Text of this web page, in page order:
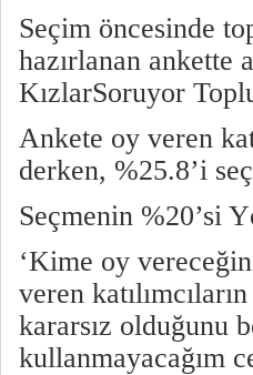
Seçim öncesinde
hazırlanan ankette
KızlarSoruyor
Ankete oy veren
derken, %25.8’i
Seçmenin %20’si
‘Kime oy
veren
kararsız olduğunu
kullanmayacağım